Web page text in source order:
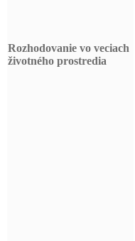
Rozhodovanie vo veciach
životného prostredia